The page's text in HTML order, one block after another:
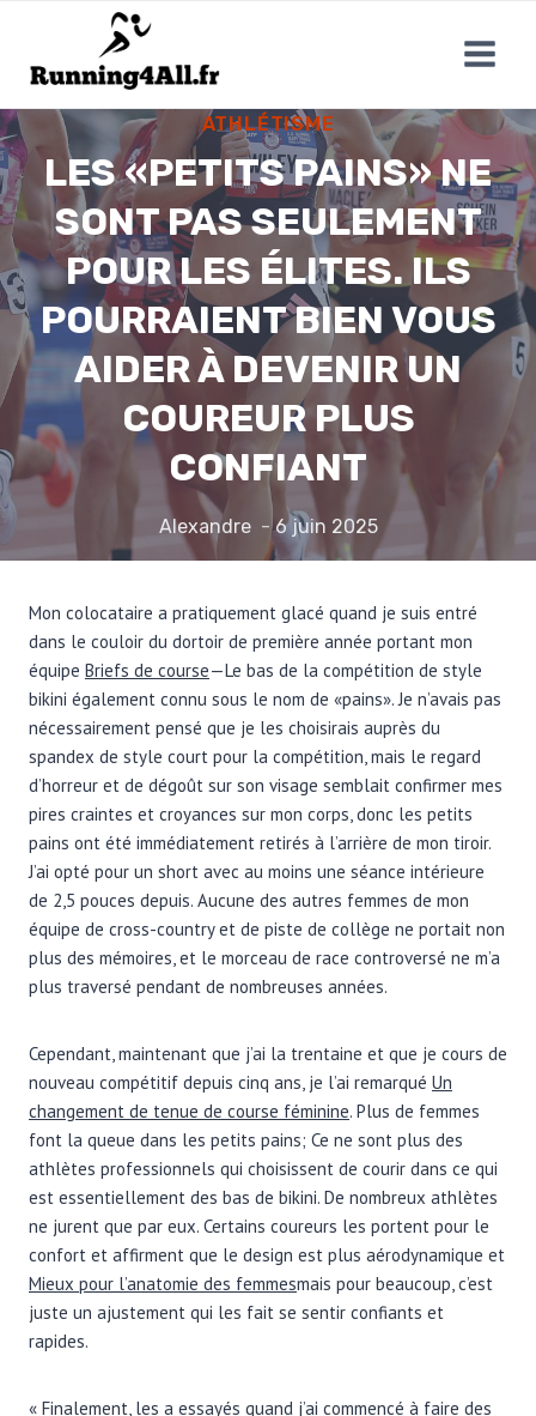
contenu
ATHLÉTISME
LES «PETITS PAINS» NE
SONT PAS SEULEMENT
POUR LES ÉLITES. ILS
POURRAIENT BIEN VOUS
AIDER À DEVENIR UN
COUREUR PLUS
CONFIANT
Alexandre 6 juin 2025
Mon colocataire a pratiquement glacé quand je suis entré
dans le couloir du dortoir de première année portant mon
équipe Briefs de course—Le bas de la compétition de style
bikini également connu sous le nom de «pains». Je n’avais pas
nécessairement pensé que je les choisirais auprès du
spandex de style court pour la compétition, mais le regard
d’horreur et de dégoût sur son visage semblait confirmer mes
pires craintes et croyances sur mon corps, donc les petits
pains ont été immédiatement retirés à l’arrière de mon tiroir.
J’ai opté pour un short avec au moins une séance intérieure
de 2,5 pouces depuis. Aucune des autres femmes de mon
équipe de cross-country et de piste de collège ne portait non
plus des mémoires, et le morceau de race controversé ne m’a
plus traversé pendant de nombreuses années.
Cependant, maintenant que j’ai la trentaine et que je cours de
nouveau compétitif depuis cinq ans, je l’ai remarqué Un
changement de tenue de course féminine. Plus de femmes
font la queue dans les petits pains; Ce ne sont plus des
athlètes professionnels qui choisissent de courir dans ce qui
est essentiellement des bas de bikini. De nombreux athlètes
ne jurent que par eux. Certains coureurs les portent pour le
confort et affirment que le design est plus aérodynamique et
Mieux pour l’anatomie des femmesmais pour beaucoup, c’est
juste un ajustement qui les fait se sentir confiants et
rapides.
« Finalement, les a essayés quand j’ai commencé à faire des